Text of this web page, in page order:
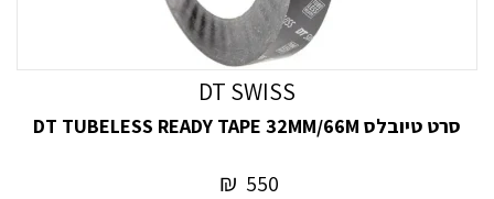
DT SWISS
סרט טיובלס DT TUBELESS READY TAPE 32MM/66M
550
₪